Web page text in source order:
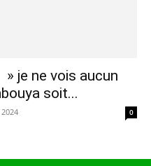
je ne vois aucun
soit...
0